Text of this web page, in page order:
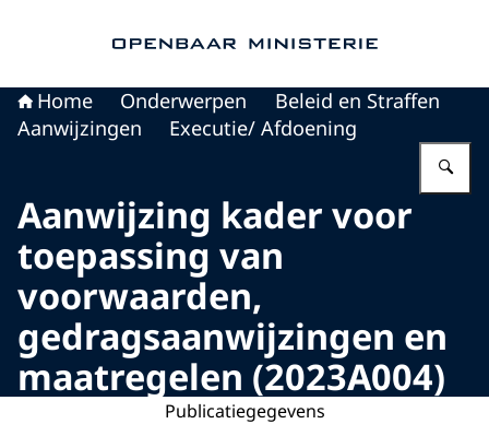
Home Onderwerpen
Beleid en Straffen
Aanwijzingen
Executie/ Afdoening
Aanwijzing kader voor
toepassing van
voorwaarden,
gedragsaanwijzingen en
maatregelen (2023A004)
Publicatiegegevens